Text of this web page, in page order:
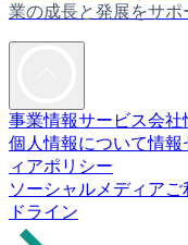
業の成長と発展をサポ
事業情報サービス会社
個人情報について情報
ィアポリシー
ソーシャルメディアご
ドライン